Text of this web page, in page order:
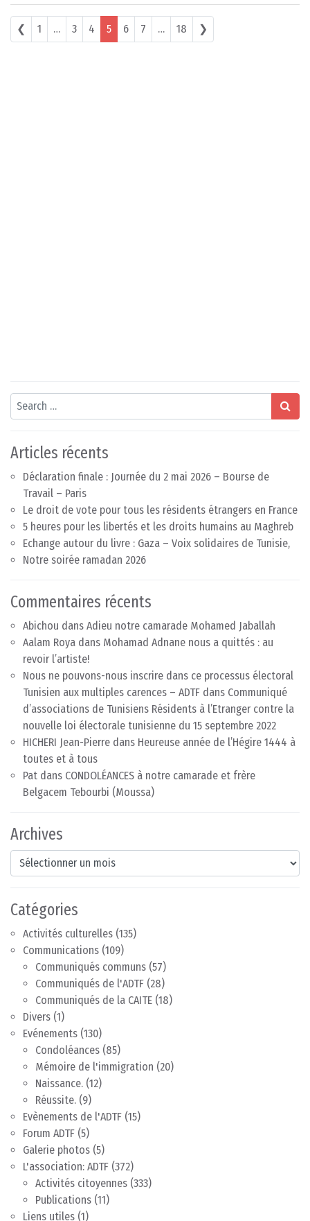
Posts navigation
❮ 1 … 3 4 5 6 7 … 18 ❯
Search
Articles récents
Déclaration finale : Journée du 2 mai 2026 – Bourse de
Travail – Paris
Le droit de vote pour tous les résidents étrangers en France
5 heures pour les libertés et les droits humains au Maghreb
Echange autour du livre : Gaza – Voix solidaires de Tunisie,
Notre soirée ramadan 2026
Commentaires récents
Abichou dans Adieu notre camarade Mohamed Jaballah
Aalam Roya dans Mohamad Adnane nous a quittés : au
revoir l’artiste!
Nous ne pouvons-nous inscrire dans ce processus électoral
Tunisien aux multiples carences – ADTF dans Communiqué
d’associations de Tunisiens Résidents à l’Etranger contre la
nouvelle loi électorale tunisienne du 15 septembre 2022
HICHERI Jean-Pierre dans Heureuse année de l’Hégire 1444 à
toutes et à tous
Pat dans CONDOLÉANCES à notre camarade et frère
Belgacem Tebourbi (Moussa)
Archives
Archives
Catégories
Activités culturelles (135)
Communications (109)
Communiqués communs (57)
Communiqués de l'ADTF (28)
Communiqués de la CAITE (18)
Divers (1)
Evénements (130)
Condoléances (85)
Mémoire de l'immigration (20)
Naissance. (12)
Réussite. (9)
Evènements de l'ADTF (15)
Forum ADTF (5)
Galerie photos (5)
L'association: ADTF (372)
Activités citoyennes (333)
Publications (11)
Liens utiles (1)